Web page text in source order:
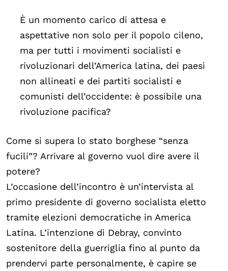
È un momento carico di attesa e
aspettative non solo per il popolo cileno,
ma per tutti i movimenti socialisti e
rivoluzionari dell’America latina, dei paesi
non allineati e dei partiti socialisti e
comunisti dell’occidente: è possibile una
rivoluzione pacifica?
Come si supera lo stato borghese “senza
fucili”? Arrivare al governo vuol dire avere il
potere?
L’occasione dell’incontro è un’intervista al
primo presidente di governo socialista eletto
tramite elezioni democratiche in America
Latina. L’intenzione di Debray, convinto
sostenitore della guerriglia fino al punto da
prendervi parte personalmente, è capire se